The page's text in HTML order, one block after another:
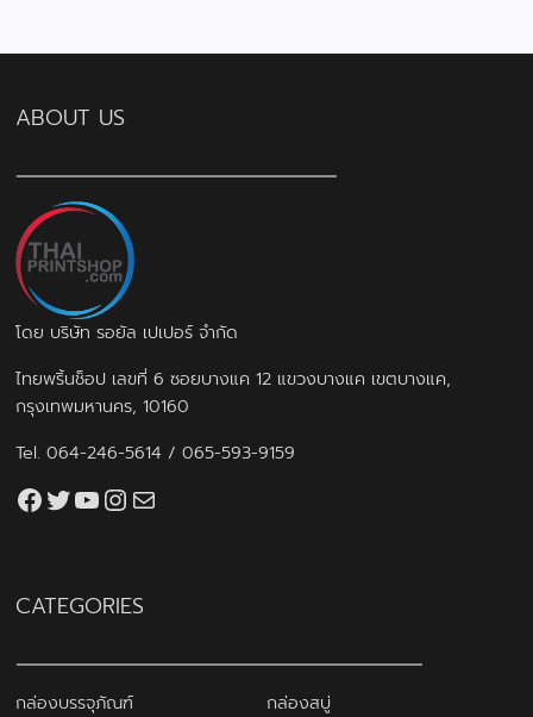
ABOUT US
โดย บริษัท รอยัล เปเปอร์ จำกัด
ไทยพริ้นช็อป เลขที่ 6 ซอยบางแค 12 แขวงบางแค เขตบางแค,
กรุงเทพมหานคร, 10160
Tel.064-246-5614 /065-593-9159
Facebook
Twitter
YouTube
Instagram
thaiprintshop.aw@gmail.com
CATEGORIES
กล่องบรรจุภัณฑ์
กล่องสบู่